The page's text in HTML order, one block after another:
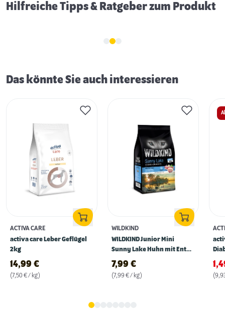
Hilfreiche Tipps & Ratgeber zum Produkt
Das könnte Sie auch interessieren
ACTIVA CARE
activa care Leber Geflügel
2kg
14,99 €
(7,50 € / kg)
WILDKIND
WILDKIND Junior Mini
Sunny Lake Huhn mit Ente
1kg
7,99 €
(7,99 € / kg)